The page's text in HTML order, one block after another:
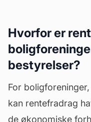
Hvorfor er
bestyrelser?
For
kan rentefradrag
de økonomiske